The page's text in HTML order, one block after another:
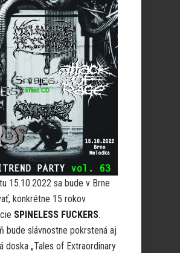
15.10.2022 sa bude v Brne
konkrétne 15 rokov
SPINELESS FUCKERS.
bude slávnostne pokrstená aj
doska „Tales of Extraordinary